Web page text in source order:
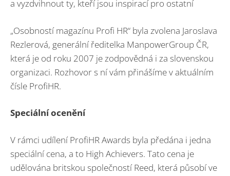
a vyzdvihnout ty, kteří jsou inspirací pro ostatní
„Osobností magazínu Profi HR“ byla zvolena Jaroslava
Rezlerová, generální ředitelka ManpowerGroup ČR,
která je od roku 2007 je zodpovědná i za slovenskou
organizaci. Rozhovor s ní vám přinášíme v aktuálním
čísle ProfiHR.
Speciální ocenění
V rámci udílení ProfiHR Awards byla předána i jedna
speciální cena, a to High Achievers. Tato cena je
udělována britskou společností Reed, která působí ve